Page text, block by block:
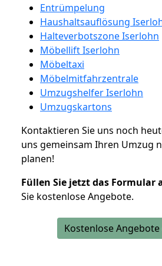
Entrümpelung
Haushaltsauflösung
Halteverbotszone Iserlohn
Möbellift Iserlohn
Möbeltaxi
Möbelmitfahrzentrale
Umzugshelfer Iserlohn
Umzugskartons
Kontaktieren Sie uns noch
uns gemeinsam Ihren Umzug
planen!
Füllen Sie jetzt das Formular
Sie kostenlose Angebote.
Kostenlose